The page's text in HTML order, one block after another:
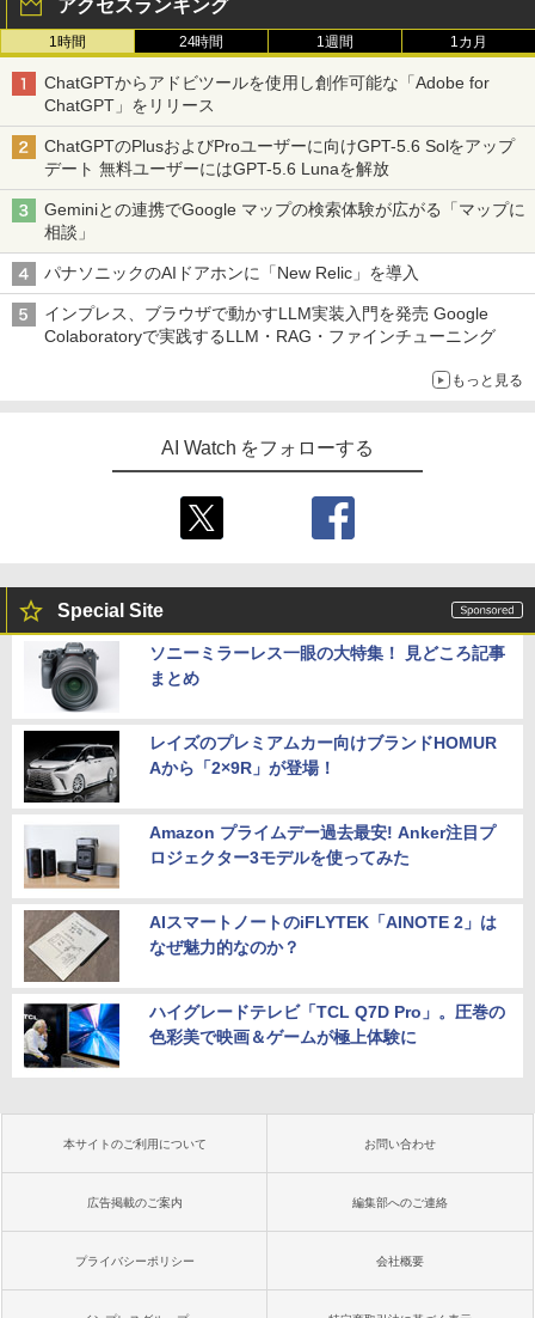
アクセスランキング
1時間 24時間 1週間 1カ月
ChatGPTからアドビツールを使用し創作可能な「Adobe for
ChatGPT」をリリース
ChatGPTのPlusおよびProユーザーに向けGPT-5.6 Solをアップ
デート 無料ユーザーにはGPT-5.6 Lunaを解放
Geminiとの連携でGoogle マップの検索体験が広がる「マップに
相談」
パナソニックのAIドアホンに「New Relic」を導入
インプレス、ブラウザで動かすLLM実装入門を発売 Google
Colaboratoryで実践するLLM・RAG・ファインチューニング
もっと見る
AI Watch をフォローする
Special Site
ソニーミラーレス一眼の大特集！ 見どころ記事
まとめ
レイズのプレミアムカー向けブランドHOMUR
Aから「2×9R」が登場！
Amazon プライムデー過去最安! Anker注目プ
ロジェクター3モデルを使ってみた
AIスマートノートのiFLYTEK「AINOTE 2」は
なぜ魅力的なのか？
ハイグレードテレビ「TCL Q7D Pro」。圧巻の
色彩美で映画＆ゲームが極上体験に
本サイトのご利用について お問い合わせ
広告掲載のご案内 編集部へのご連絡
プライバシーポリシー 会社概要